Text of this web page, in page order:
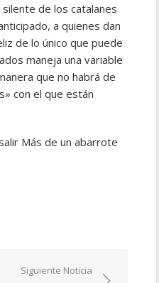
de los catalanes
a quienes dan
de lo único que puede
maneja una variable
que no habrá de
con el que están
Más de un abarrote
Siguiente Noticia